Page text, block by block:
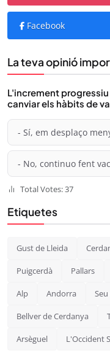
Facebook
La teva opinió
L'increment
canviar els hàbits de
- Sí, em desplaço
- No, continuo fent
Total Votes: 37
Etiquetes
Gust de Lleida
Puigcerdà Pallars
Alp Andorra Seu
Bellver de Cerdanya
Arsèguel L'Occident